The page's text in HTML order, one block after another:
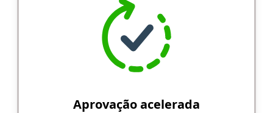
Aprovação acelerada